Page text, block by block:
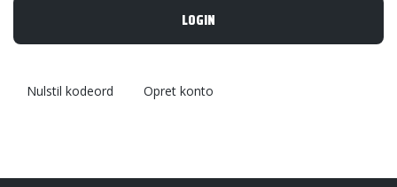
Nulstil kodeord Opret konto